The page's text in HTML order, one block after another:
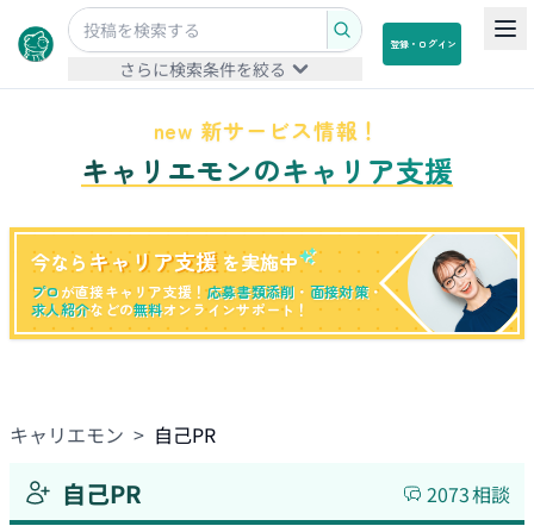
さらに検索条件を絞る
登録・ログイン
new 新サービス情報！
キャリエモンのキャリア支援
今なら キャリア支援 を実施中
プロが直接キャリア支援！応募書類添削 ・ 面接対策・
求人紹介などの無料オンラインサポート！
キャリエモン > 自己PR
自己PR 2073相談